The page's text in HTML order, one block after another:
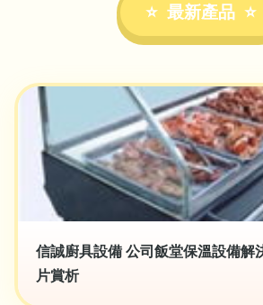
最新產品
信誠廚具設備 公司飯堂保溫設備解
片賞析